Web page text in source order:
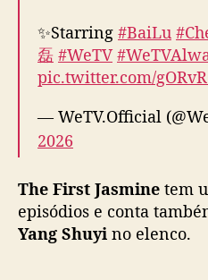
✨Starring #BaiLu
磊 #WeTV
pic.twitter.com/
— WeTV.Official
2026
The First Jasmine tem
episódios e conta
Yang Shuyi no elenco.